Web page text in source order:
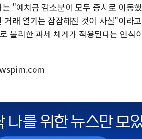
"예치금 감소분이 모두 증시로 이동
거래 열기는 잠잠해진 것이 사실"이라
불리한 과세 체계가 적용된다는 인